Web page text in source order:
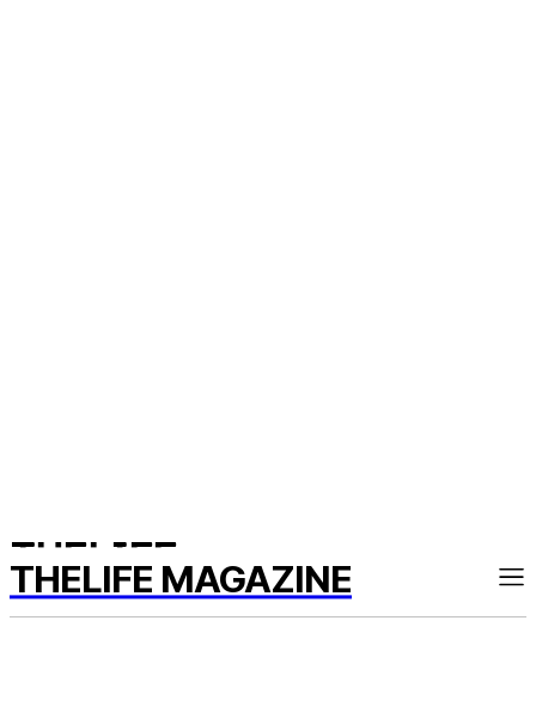
THELIFE MAGAZINE